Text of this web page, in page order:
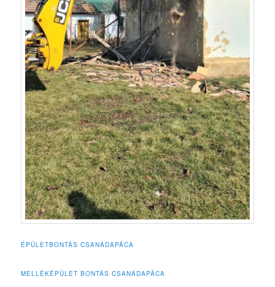
ÉPÜLETBONTÁS CSANÁDAPÁCA
MELLÉKÉPÜLET BONTÁS CSANÁDAPÁCA